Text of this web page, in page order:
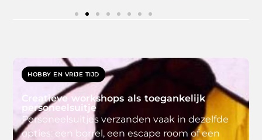
HOBBY EN VRIJE TIJD
Creatieve workshops als toegankelijk
personeelsuitje
Personeelsuitjes verzanden vaak in dezelfde
opties: een borrel, een escape room of een